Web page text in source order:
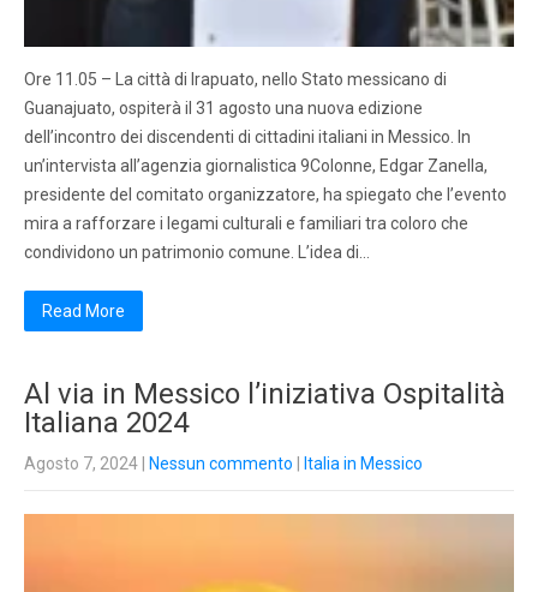
Ore 11.05 – La città di Irapuato, nello Stato messicano di
Guanajuato, ospiterà il 31 agosto una nuova edizione
dell’incontro dei discendenti di cittadini italiani in Messico. In
un’intervista all’agenzia giornalistica 9Colonne, Edgar Zanella,
presidente del comitato organizzatore, ha spiegato che l’evento
mira a rafforzare i legami culturali e familiari tra coloro che
condividono un patrimonio comune. L’idea di…
Read More
Al via in Messico l’iniziativa Ospitalità
Italiana 2024
Agosto 7, 2024 Nessun commento Italia in Messico